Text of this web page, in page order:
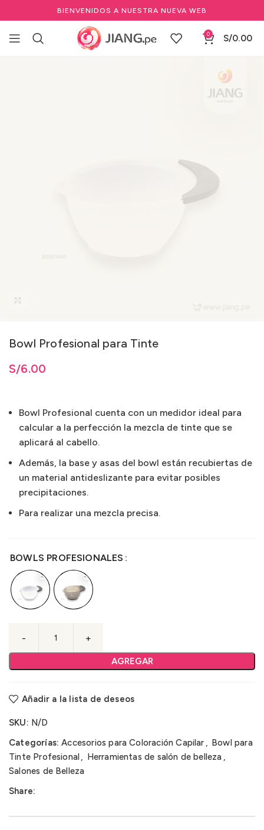
BIENVENIDOS A NUESTRA NUEVA WEB
0 S/0.00
Herramientas de salón de belleza
Bowl para Tinte Profesional
Bowl Profesional para Tinte
S/6.00
S/6.00
Bowl Profesional cuenta con un medidor ideal para
calcular a la perfección la mezcla de tinte que se
aplicará al cabello.
Además, la base y asas del bowl están recubiertas de
un material antideslizante para evitar posibles
precipitaciones.
Para realizar una mezcla precisa.
BOWLS PROFESIONALES
AGREGAR
Añadir a la lista de deseos
SKU: N/D
Categorías: Accesorios para Coloración Capilar , Bowl para
Tinte Profesional, Herramientas de salón de belleza ,
Salones de Belleza
Share: